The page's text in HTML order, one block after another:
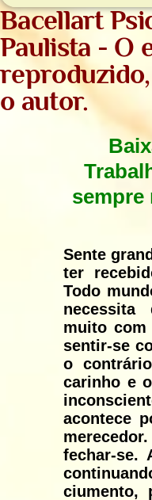
Bacellart
Paulista - O
o autor.
sempre
Sente
ter
Todo
muito
sentir-se
o
carinho e
acontece
fechar-se.
ciumento,